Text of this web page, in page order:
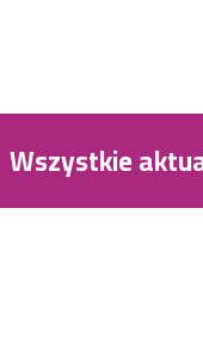
Wszystkie